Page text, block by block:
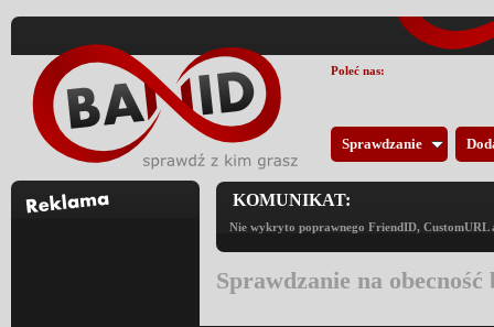
Sprawdzanie
KOMUNIKAT:
Nie wykryto poprawnego FriendID,
Sprawdzanie na
Poleć nas: